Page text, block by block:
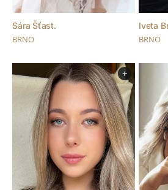
Sára Šťast.
BRNO
Iveta
BRNO
+